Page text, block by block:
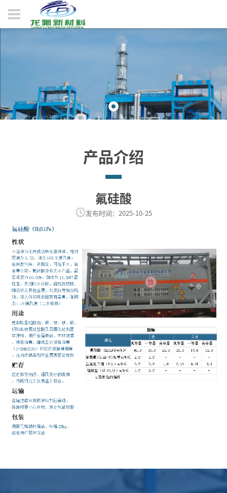
产品介绍
氟硅酸
发布时间：2025-10-25